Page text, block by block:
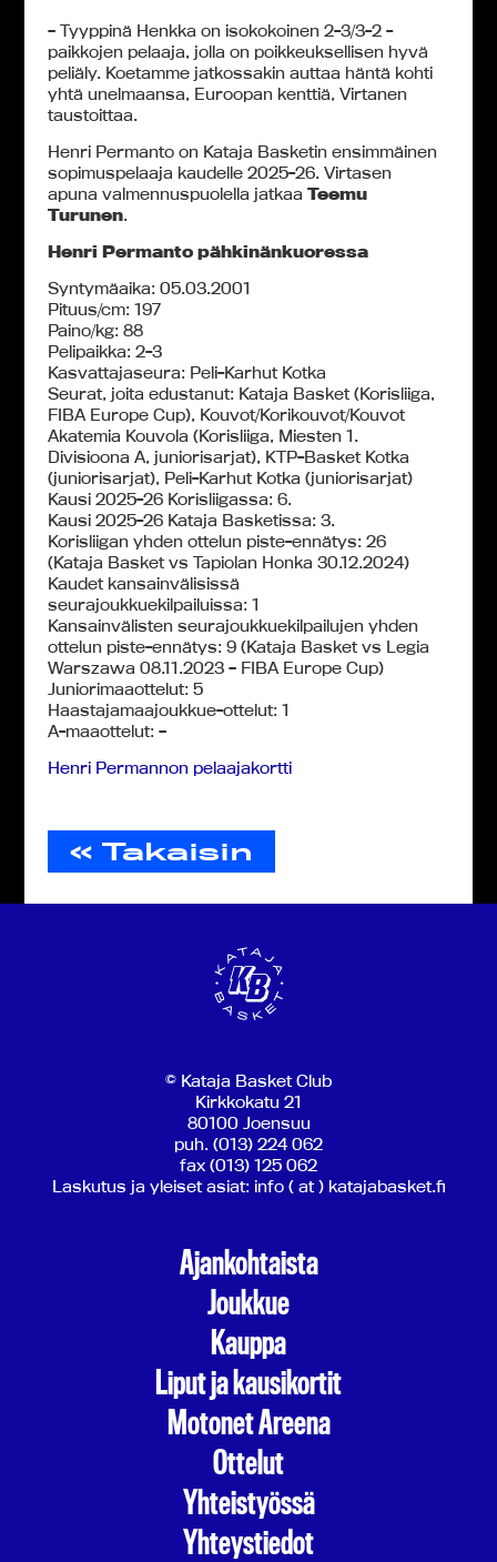
– Tyyppinä Henkka on isokokoinen 2-3/3-2 -
paikkojen pelaaja, jolla on poikkeuksellisen hyvä
peliäly. Koetamme jatkossakin auttaa häntä kohti
yhtä unelmaansa, Euroopan kenttiä, Virtanen
taustoittaa.
Henri Permanto on Kataja Basketin ensimmäinen
sopimuspelaaja kaudelle 2025-26. Virtasen
apuna valmennuspuolella jatkaaTeemu
Turunen.
Henri Permanto pähkinänkuoressa
Syntymäaika: 05.03.2001
Pituus/cm: 197
Paino/kg: 88
Pelipaikka: 2-3
Kasvattajaseura: Peli-Karhut Kotka
Seurat, joita edustanut: Kataja Basket (Korisliiga,
FIBA Europe Cup), Kouvot/Korikouvot/Kouvot
Akatemia Kouvola (Korisliiga, Miesten 1.
Divisioona A, juniorisarjat), KTP-Basket Kotka
(juniorisarjat), Peli-Karhut Kotka (juniorisarjat)
Kausi 2025-26 Korisliigassa: 6.
Kausi 2025-26 Kataja Basketissa: 3.
Korisliigan yhden ottelun piste-ennätys: 26
(Kataja Basket vs Tapiolan Honka 30.12.2024)
Kaudet kansainvälisissä
seurajoukkuekilpailuissa: 1
Kansainvälisten seurajoukkuekilpailujen yhden
ottelun piste-ennätys: 9 (Kataja Basket vs Legia
Warszawa 08.11.2023 – FIBA Europe Cup)
Juniorimaaottelut: 5
Haastajamaajoukkue-ottelut: 1
A-maaottelut: –
Henri Permannon pelaajakortti
« Takaisin
© Kataja Basket Club
Kirkkokatu 21
80100 Joensuu
puh. (013) 224 062
fax (013) 125 062
Laskutus ja yleiset asiat: info ( at ) katajabasket.fi
Ajankohtaista
Joukkue
Kauppa
Liput ja kausikortit
Motonet Areena
Ottelut
Yhteistyössä
Yhteystiedot